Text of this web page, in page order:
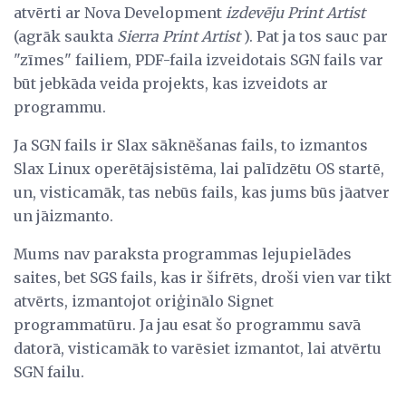
atvērti ar Nova Development izdevēju Print Artist
(agrāk saukta Sierra Print Artist). Pat ja tos sauc par
"zīmes" failiem, PDF-faila izveidotais SGN fails var
būt jebkāda veida projekts, kas izveidots ar
programmu.
Ja SGN fails ir Slax sāknēšanas fails, to izmantos
Slax Linux operētājsistēma, lai palīdzētu OS startē,
un, visticamāk, tas nebūs fails, kas jums būs jāatver
un jāizmanto.
Mums nav paraksta programmas lejupielādes
saites, bet SGS fails, kas ir šifrēts, droši vien var tikt
atvērts, izmantojot oriģinālo Signet
programmatūru. Ja jau esat šo programmu savā
datorā, visticamāk to varēsiet izmantot, lai atvērtu
SGN failu.